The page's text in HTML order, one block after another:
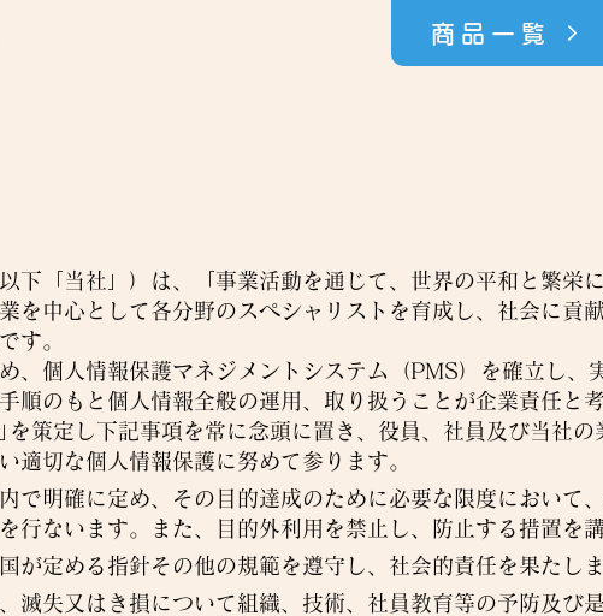
商品一覧
下「当社」）は、「事業活動を通じて、世界の平和と繁栄
を中心として各分野のスペシャリストを育成し、社会に貢
す。
、個人情報保護マネジメントシステム（PMS）を確立し、
順のもと個人情報全般の運用、取り扱うことが企業責任と考
策定し下記事項を常に念頭に置き、役員、社員及び当社の
適切な個人情報保護に努めて参ります。
で明確に定め、その目的達成のために必要な限度において
行ないます。また、目的外利用を禁止し、防止する措置を講
が定める指針その他の規範を遵守し、社会的責任を果たしま
滅失又はき損について組織、技術、社員教育等の予防及び